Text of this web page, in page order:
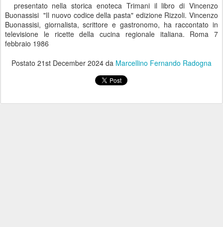
presentato nella storica enoteca Trimani il libro di Vincenzo
Buonassisi "Il nuovo codice della pasta" edizione Rizzoli. Vincenzo
Buonassisi, giornalista, scrittore e gastronomo, ha raccontato in
televisione le ricette della cucina regionale italiana. Roma 7
febbraio 1986
Postato 21st December 2024 da Marcellino Fernando Radogna